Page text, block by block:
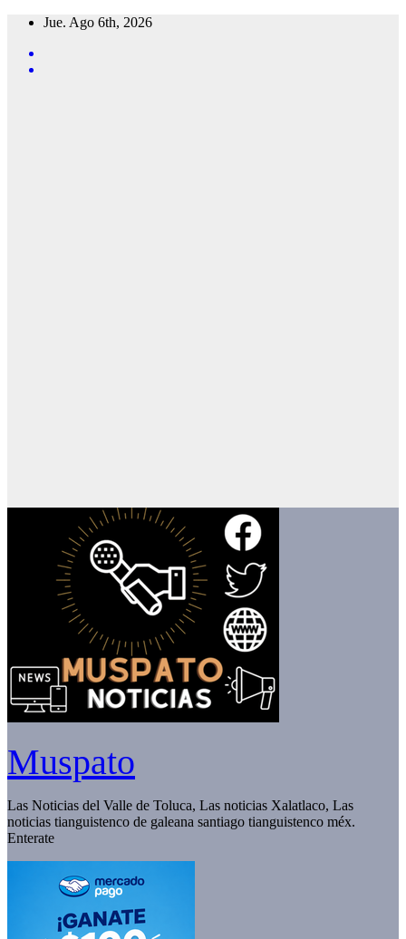
Saltar
contenido
Jue. Ago 6th, 2026
Muspato
Las Noticias del Valle de Toluca, Las noticias Xalatlaco, Las
noticias tianguistenco de galeana santiago tianguistenco méx.
Enterate